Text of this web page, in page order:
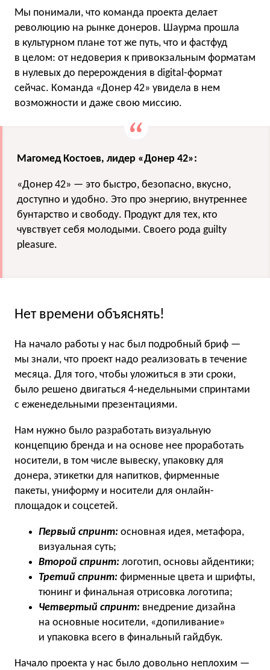
Мы понимали, что команда проекта делает
революцию на рынке донеров. Шаурма прошла
в культурном плане тот же путь, что и фастфуд
в целом: от недоверия к привокзальным форматам
в нулевых до перерождения в digital-формат
сейчас. Команда «Донер 42» увидела в нем
возможности и даже свою миссию.
Магомед Костоев, лидер «Донер 42»:
«Донер 42» — это быстро, безопасно, вкусно,
доступно и удобно. Это про энергию, внутреннее
бунтарство и свободу. Продукт для тех, кто
чувствует себя молодыми. Своего рода guilty
pleasure.
Нет времени объяснять!
На начало работы у нас был подробный бриф —
мы знали, что проект надо реализовать в течение
месяца. Для того, чтобы уложиться в эти сроки,
было решено двигаться 4-недельными спринтами
с еженедельными презентациями.
Нам нужно было разработать визуальную
концепцию бренда и на основе нее проработать
носители, в том числе вывеску, упаковку для
донера, этикетки для напитков, фирменные
пакеты, униформу и носители для онлайн-
площадок и соцсетей.
Первый спринт: основная идея, метафора,
визуальная суть;
Второй спринт: логотип, основы айдентики;
Третий спринт: фирменные цвета и шрифты,
тюнинг и финальная отрисовка логотипа;
Четвертый спринт: внедрение дизайна
на основные носители, «допиливание»
и упаковка всего в финальный гайдбук.
Начало проекта у нас было довольно неплохим —